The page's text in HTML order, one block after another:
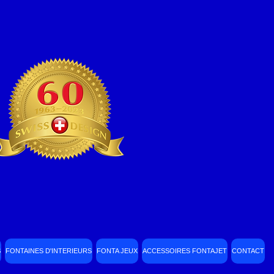
FONTAINES D'INTERIEURS FONTA JEUX ACCESSOIRES FONTAJET CONTACT